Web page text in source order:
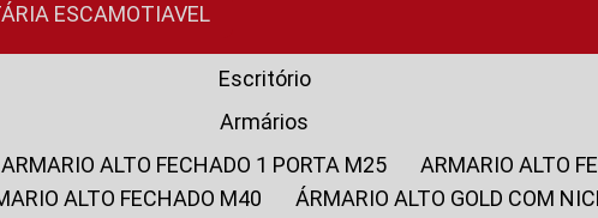
ESCAMOTIAVEL
Escritório
Armários
ARMARIO ALTO FECHADO 1 PORTA M25
ARMARIO ALTO
ALTO FECHADO M40
ÁRMARIO ALTO GOLD COM